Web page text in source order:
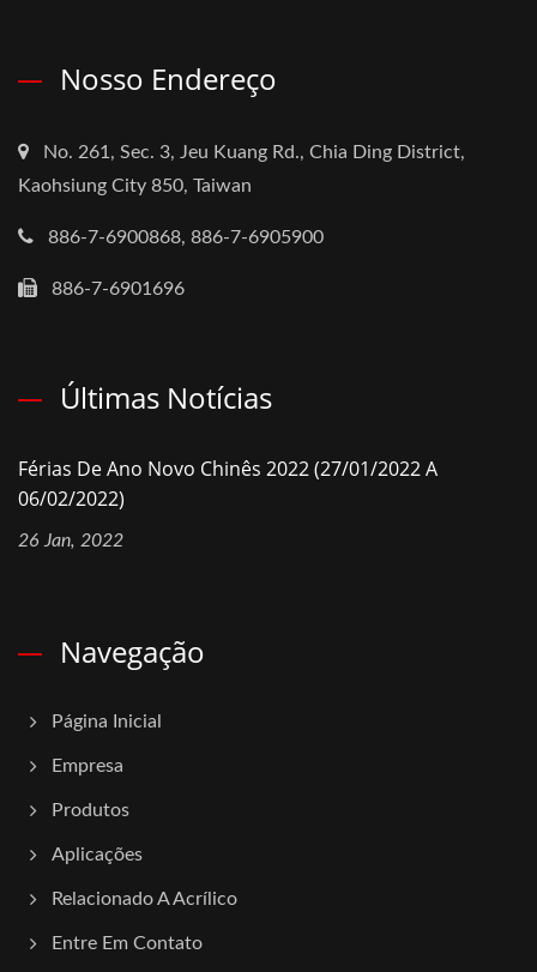
Nosso Endereço
No. 261, Sec. 3, Jeu Kuang Rd., Chia Ding District,
Kaohsiung City 850, Taiwan
886-7-6900868, 886-7-6905900
886-7-6901696
Últimas Notícias
Férias De Ano Novo Chinês 2022 (27/01/2022 A
06/02/2022)
26 Jan, 2022
Navegação
Página Inicial
Empresa
Produtos
Aplicações
Relacionado A Acrílico
Entre Em Contato